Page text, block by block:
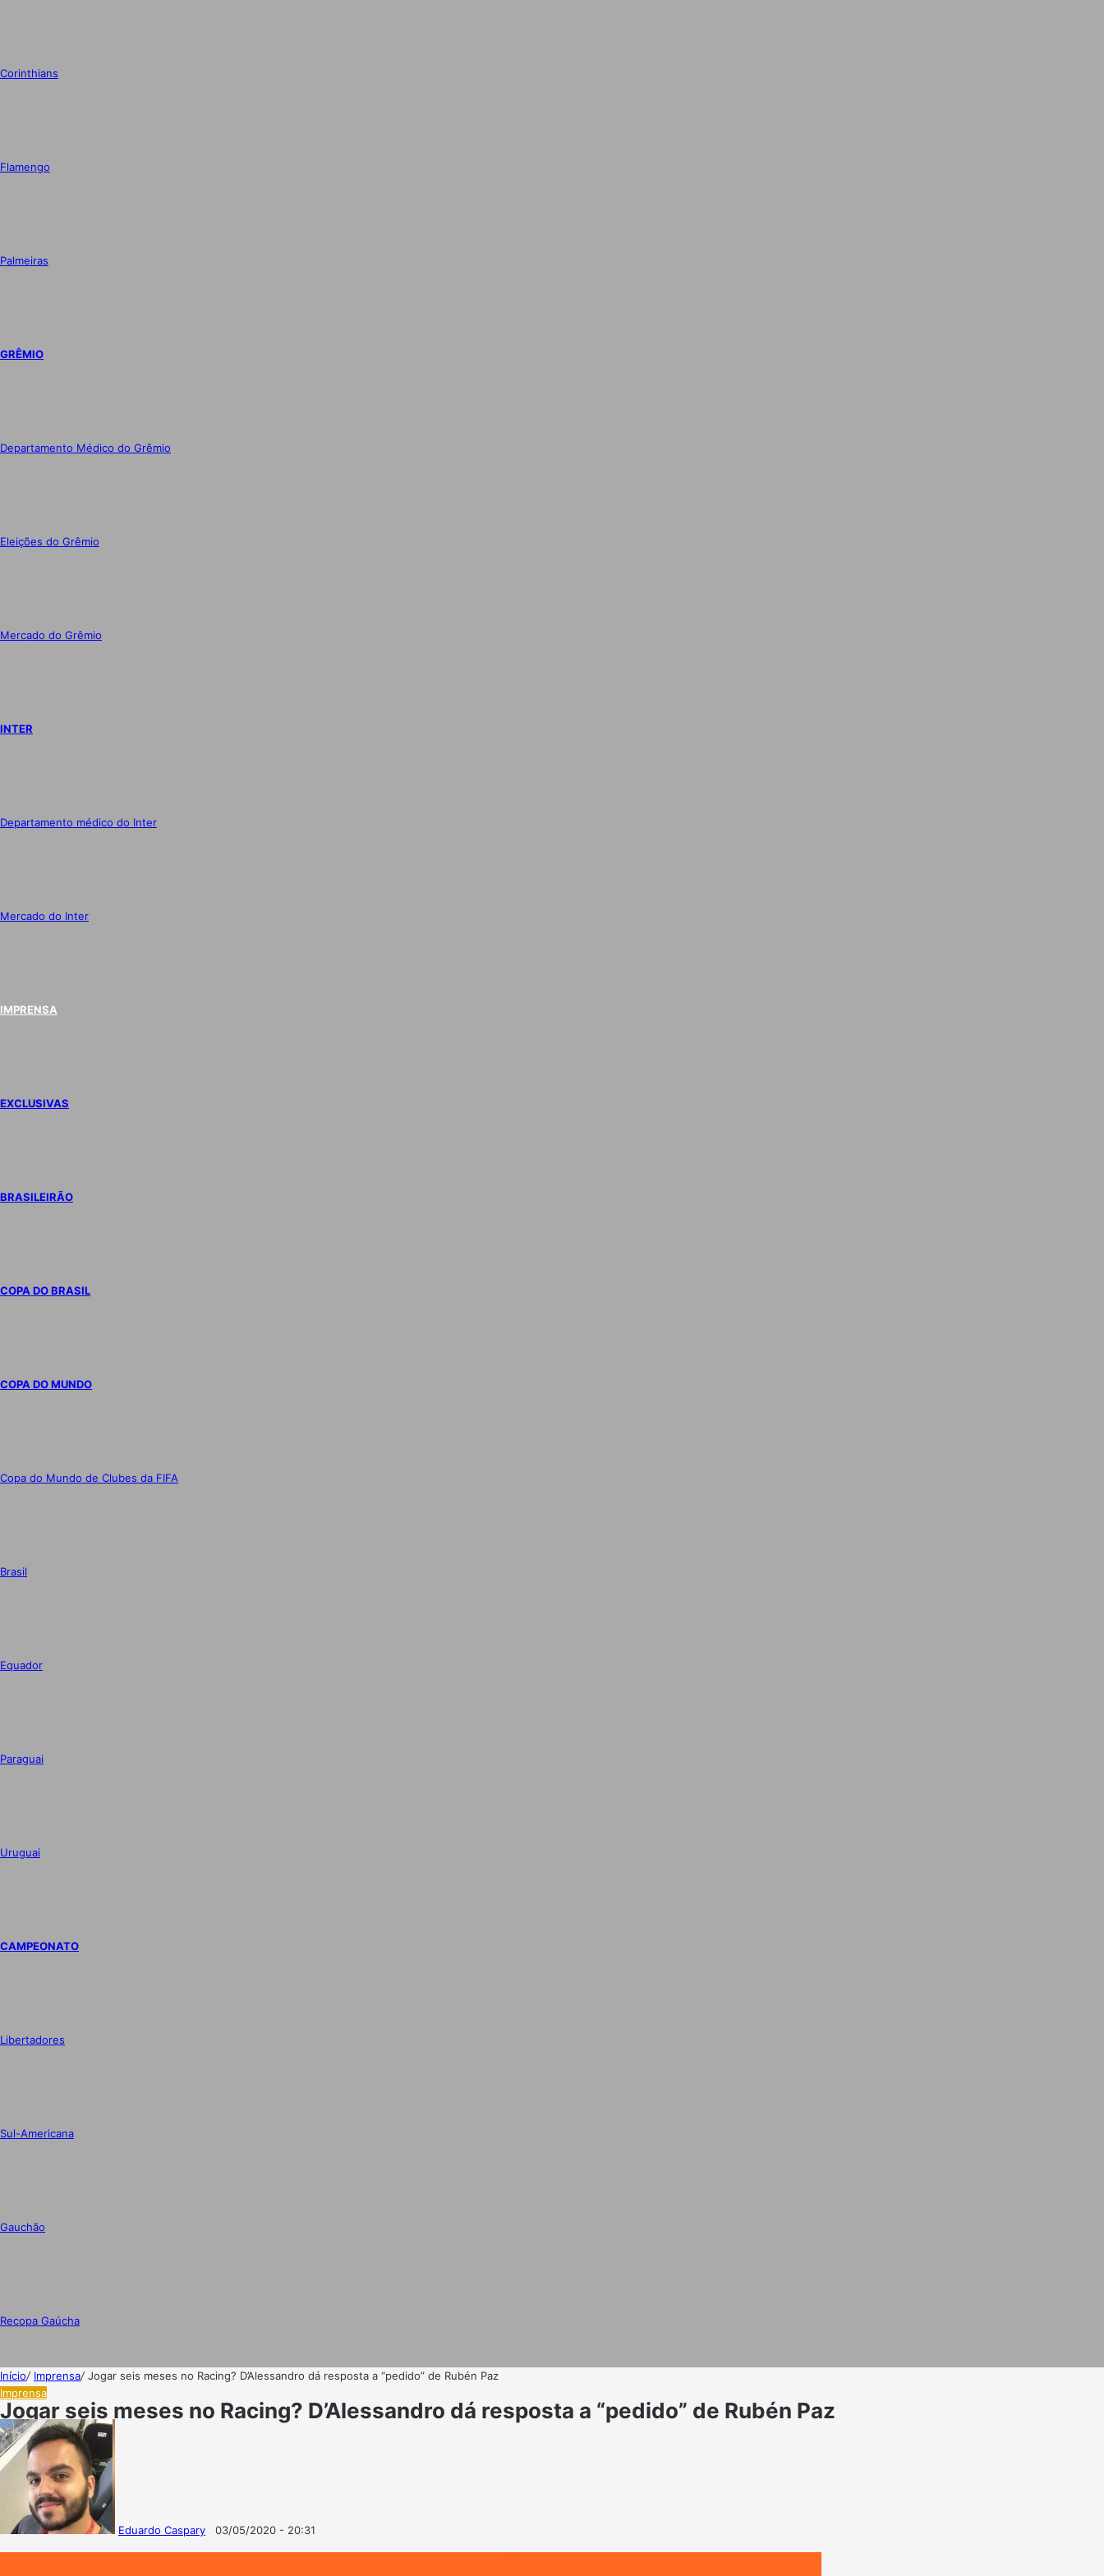
Corinthians
Flamengo
Palmeiras
GRÊMIO
Departamento Médico do Grêmio
Eleições do Grêmio
Mercado do Grêmio
INTER
Departamento médico do Inter
Mercado do Inter
IMPRENSA
EXCLUSIVAS
BRASILEIRÃO
COPA DO BRASIL
COPA DO MUNDO
Copa do Mundo de Clubes da FIFA
Brasil
Equador
Paraguai
Uruguai
CAMPEONATO
Libertadores
Sul-Americana
Gauchão
Recopa Gaúcha
Início/ Imprensa/Jogar seis meses no Racing? D’Alessandro dá resposta a “pedido” de Rubén Paz
Imprensa
Jogar seis meses no Racing? D’Alessandro dá resposta a “pedido” de Rubén Paz
Eduardo Caspary
Follow
on
Mande
um
03/05/2020 - 20:31